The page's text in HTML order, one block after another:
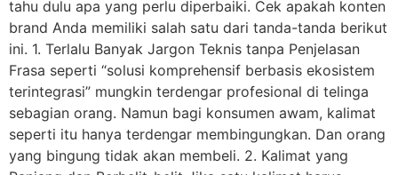
tahu dulu apa yang perlu diperbaiki. Cek apakah konten
brand Anda memiliki salah satu dari tanda-tanda berikut
ini. 1. Terlalu Banyak Jargon Teknis tanpa Penjelasan
Frasa seperti “solusi komprehensif berbasis ekosistem
terintegrasi” mungkin terdengar profesional di telinga
sebagian orang. Namun bagi konsumen awam, kalimat
seperti itu hanya terdengar membingungkan. Dan orang
yang bingung tidak akan membeli. 2. Kalimat yang